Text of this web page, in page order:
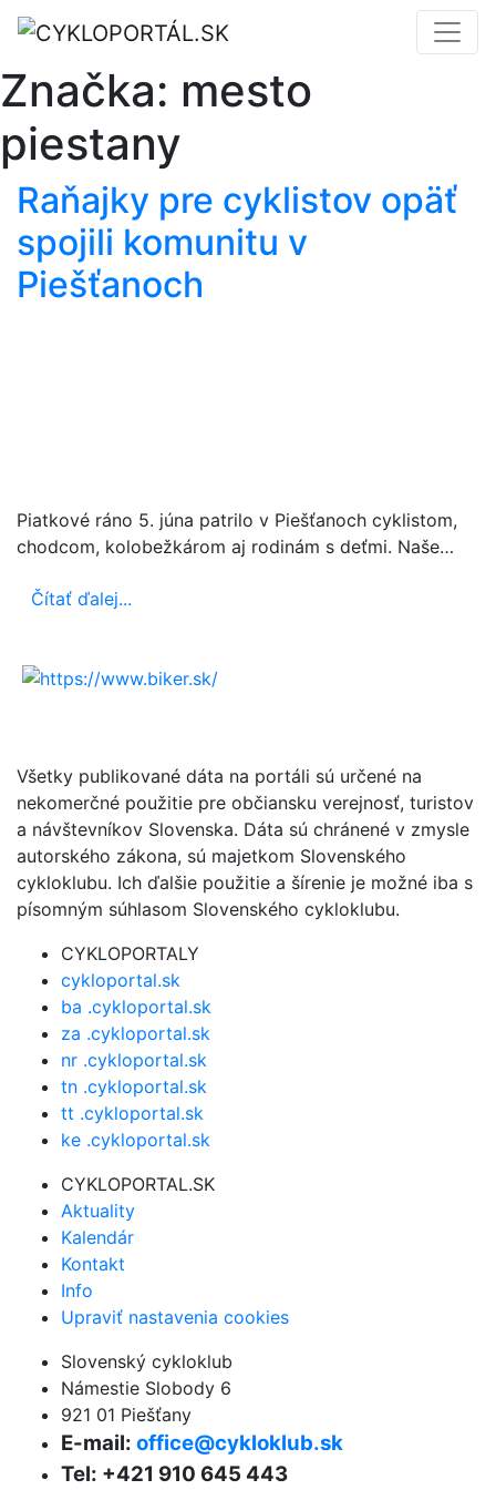
Značka: mesto
piestany
Raňajky pre cyklistov opäť
spojili komunitu v
Piešťanoch
Piatkové ráno 5. júna patrilo v Piešťanoch cyklistom,
chodcom, kolobežkárom aj rodinám s deťmi. Naše…
Čítať ďalej...
Všetky publikované dáta na portáli sú určené na
nekomerčné použitie pre občiansku verejnosť, turistov
a návštevníkov Slovenska. Dáta sú chránené v zmysle
autorského zákona, sú majetkom Slovenského
cykloklubu. Ich ďalšie použitie a šírenie je možné iba s
písomným súhlasom Slovenského cykloklubu.
CYKLOPORTALY
cykloportal.sk
ba .cykloportal.sk
za .cykloportal.sk
nr .cykloportal.sk
tn .cykloportal.sk
tt .cykloportal.sk
ke .cykloportal.sk
CYKLOPORTAL.SK
Aktuality
Kalendár
Kontakt
Info
Upraviť nastavenia cookies
Slovenský cykloklub
Námestie Slobody 6
921 01 Piešťany
E-mail: office@cykloklub.sk
Tel: +421 910 645 443